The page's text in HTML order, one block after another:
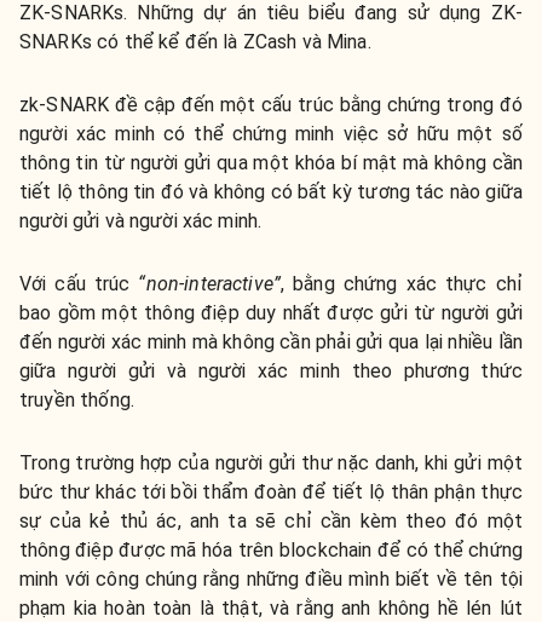
ZK-SNARKs. Những dự án tiêu biểu đang sử dụng ZK-
SNARKs có thể kể đến là ZCash và Mina.
zk-SNARK đề cập đến một cấu trúc bằng chứng trong đó
người xác minh có thể chứng minh việc sở hữu một số
thông tin từ người gửi qua một khóa bí mật mà không cần
tiết lộ thông tin đó và không có bất kỳ tương tác nào giữa
người gửi và người xác minh.
Với cấu trúc “non-interactive”, bằng chứng xác thực chỉ
bao gồm một thông điệp duy nhất được gửi từ người gửi
đến người xác minh mà không cần phải gửi qua lại nhiều lần
giữa người gửi và người xác minh theo phương thức
truyền thống.
Trong trường hợp của người gửi thư nặc danh, khi gửi một
bức thư khác tới bồi thẩm đoàn để tiết lộ thân phận thực
sự của kẻ thủ ác, anh ta sẽ chỉ cần kèm theo đó một
thông điệp được mã hóa trên blockchain để có thể chứng
minh với công chúng rằng những điều mình biết về tên tội
phạm kia hoàn toàn là thật, và rằng anh không hề lén lút